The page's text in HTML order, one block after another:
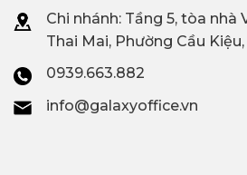
Chi nhánh: Tầng 5, tòa nhà
Thai Mai, Phường Cầu
0939.663.882
info@galaxyoffice.vn